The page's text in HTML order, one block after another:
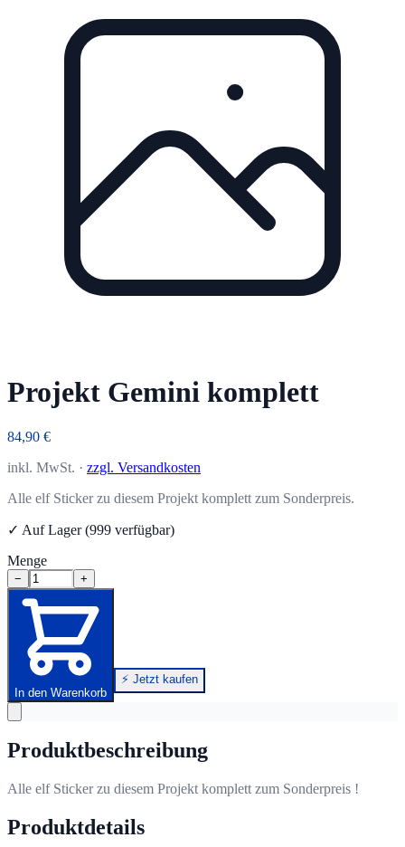
Projekt Gemini komplett
84,90 €
inkl. MwSt. · zzgl. Versandkosten
Alle elf Sticker zu diesem Projekt komplett zum Sonderpreis.
✓ Auf Lager (999 verfügbar)
Menge
− +
In den Warenkorb
⚡ Jetzt kaufen
Produktbeschreibung
Alle elf Sticker zu diesem Projekt komplett zum Sonderpreis !
Produktdetails